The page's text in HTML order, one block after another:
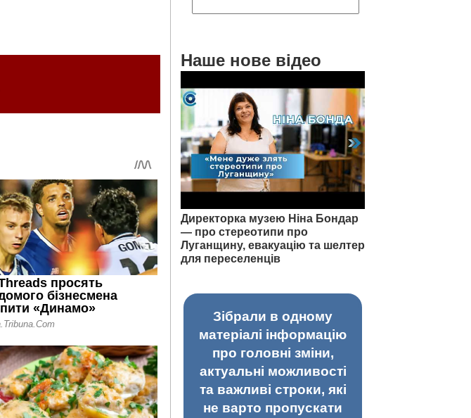
Наше нове відео
Директорка музею Ніна Бондар
— про стереотипи про
Луганщину, евакуацію та шелтер
для переселенців
Зібрали в одному
матеріалі інформацію
про головні зміни,
актуальні можливості
та важливі строки, які
не варто пропускати